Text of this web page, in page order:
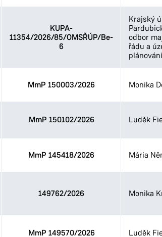
KUPA-
11354/2026/85/OMSŘÚP/Be-
6
Krajský
odbor
řádu a
plánování
MmP 150003/2026 Monika
MmP 150102/2026 Luděk
MmP 145418/2026 Mária
149762/2026 Monika
MmP 149570/2026 Luděk